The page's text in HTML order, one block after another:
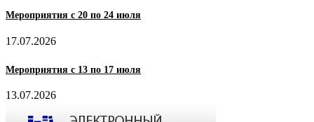
Мероприятия с 20 по 24 июля
17.07.2026
Мероприятия с 13 по 17 июля
13.07.2026